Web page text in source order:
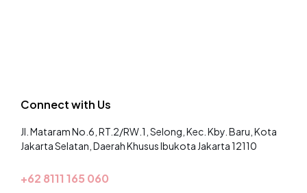
Connect with Us
Jl. Mataram No.6, RT.2/RW.1, Selong, Kec. Kby. Baru, Kota
Jakarta Selatan, Daerah Khusus Ibukota Jakarta 12110
+62 8111 165 060